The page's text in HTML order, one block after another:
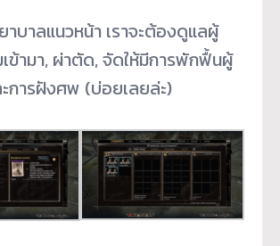
าบาลแนวหน้า เราจะต้องดูแลผู้
ข้ามา, ผ่าตัด, จัดให้มีการพักฟื้นผู้
การฝังศพ (บ่อยเลยล่ะ)